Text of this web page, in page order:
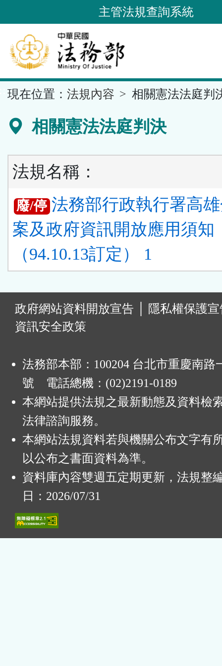
到
要
內
容
區
主管法規查詢系統
現在位置： 法規內容 相關憲法法庭判
相關憲法法庭判決
法規名稱：
廢/停 法務部行政執行署高
案及政府資訊開放應用須知
（94.10.13訂定） 1
政府網站資料開放宣告
隱私權保護
資訊安全政策
法務部本部：100204 台北市重慶南路
號 電話總機：(02)2191-0189
本網站提供法規之最新動態及資料檢
法律諮詢服務。
本網站法規資料若與機關公布文字有
以公布之書面資料為準。
資料庫內容雙週五定期更新，法規整
日：2026/07/31